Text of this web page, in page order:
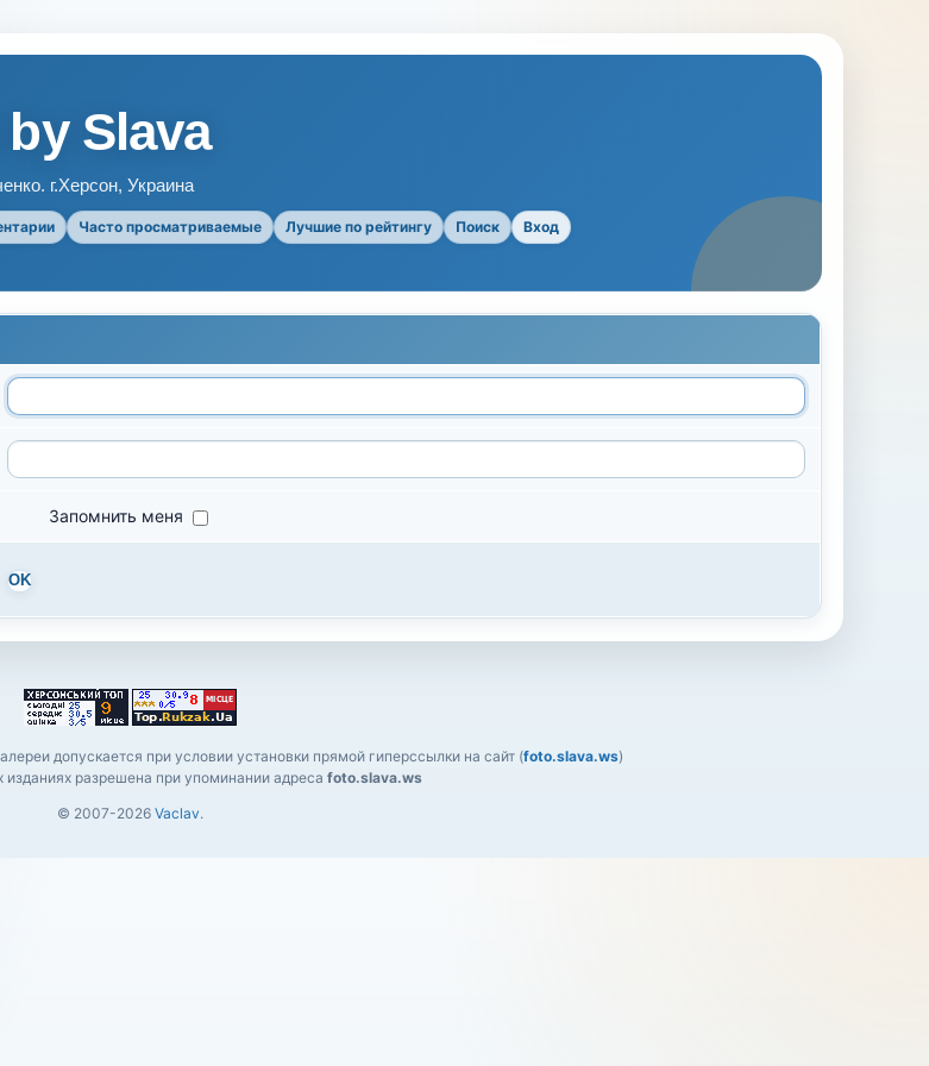
Slava
г.Херсон, Украина
Часто просматриваемые Лучшие по рейтингу Поиск Вход
Запомнить меня
OK
допускается при условии установки прямой гиперссылки на сайт (foto.slava.ws)
изданиях разрешена при упоминании адреса foto.slava.ws
© 2007-2026 Vaclav.